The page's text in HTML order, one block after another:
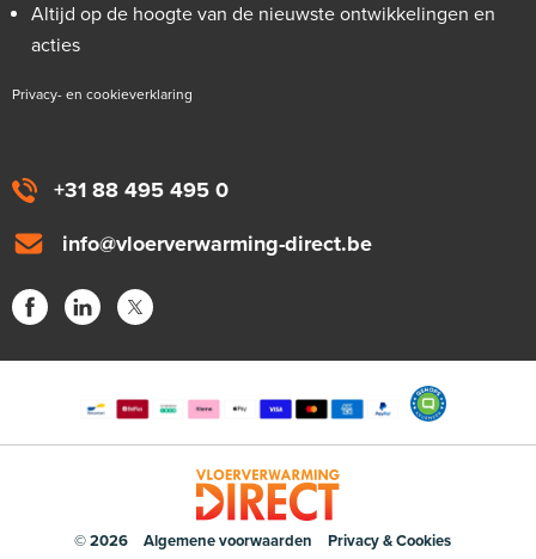
+31 88 495 495 0
info@vloerverwarming-direct.be
Altijd op de hoogte van de nieuwste ontwikkelingen en
acties
Privacy- en cookieverklaring
© 2026 Algemene voorwaarden Privacy & Cookies